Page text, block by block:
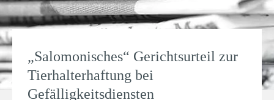
„Salomonisches“ Gerichtsurteil zur
Tierhalterhaftung bei
Gefälligkeitsdiensten